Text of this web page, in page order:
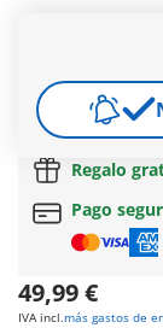
Envío
a partir de
Regalo
Pago
49,99 €
IVA incl.más gastos de